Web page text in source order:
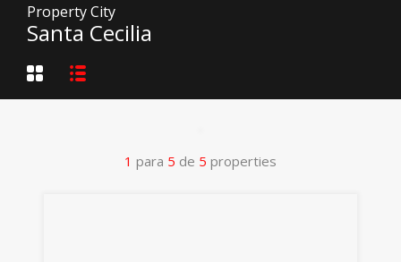
Property City
Santa Cecilia
1 para 5 de 5 properties